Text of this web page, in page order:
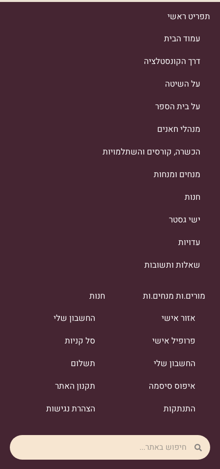
תפריט ראשי
עמוד הבית
דרך הקונסטלציה
על השיטה
על בית הספר
מנהלי חאנים
הכשרה, קורסים והשתלמויות
מנחים ומנחות
חנות
ישי גסטר
עדויות
שאלות ותשובות
מורים.ות מנחים.ות
אזור אישי
פרופיל אישי
החשבון שלי
איפוס סיסמה
התנתקות
חנות
החשבון שלי
סל קניות
תשלום
תקנון האתר
הצהרת נגישות
Search
Search